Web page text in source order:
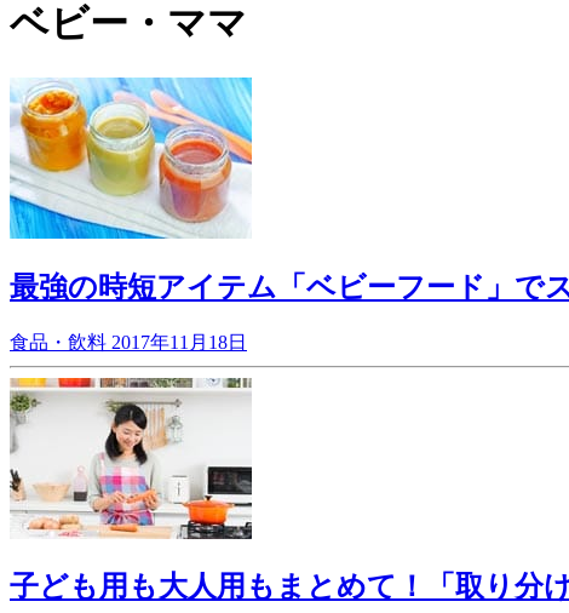
ベビー・ママ
最強の時短アイテム「ベビーフード」で
食品・飲料 2017年11月18日
子ども用も大人用もまとめて！「取り分